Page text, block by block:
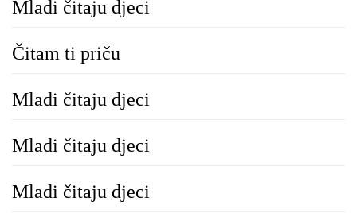
Mladi čitaju djeci
Čitam ti priču
Mladi čitaju djeci
Mladi čitaju djeci
Mladi čitaju djeci